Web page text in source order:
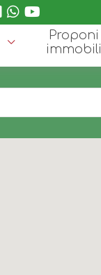
Proponi
immobili